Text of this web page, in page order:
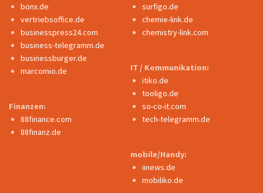
bonx.de
vertriebsoffice.de
businesspress24.com
business-telegramm.de
businessburger.de
marcomio.de
Finanzen:
88finance.com
88finanz.de
surfigo.de
chemie-link.de
chemistry-link.com
IT / Kommunikation:
itiko.de
tooligo.de
so-co-it.com
tech-telegramm.de
mobile/Handy:
iinews.de
mobiliko.de